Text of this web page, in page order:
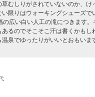
むしりがされていないのか、け
限りはウォーキングシューズで
広い白い人工の滝につきます。
るのでそこそこ汗は書くかもし
泉でゆったりがいいとおもいま